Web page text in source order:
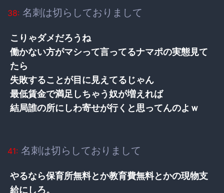
38: 名刺は切らしておりまして
こりゃダメだろうね
働かない方がマシって言ってるナマポの実態見て
たら
失敗することが目に見えてるじゃん
最低賃金で満足しちゃう奴が増えれば
結局誰の所にしわ寄せが行くと思ってんのよｗ
41: 名刺は切らしておりまして
やるなら保育所無料とか教育費無料とかの現物支
給にしろ。